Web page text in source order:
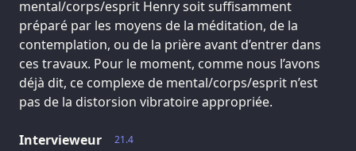
mental/corps/esprit Henry soit suffisamment
préparé par les moyens de la méditation, de la
contemplation, ou de la prière avant d’entrer dans
ces travaux. Pour le moment, comme nous l’avons
déjà dit, ce complexe de mental/corps/esprit n’est
pas de la distorsion vibratoire appropriée.
21.4
Intervieweur